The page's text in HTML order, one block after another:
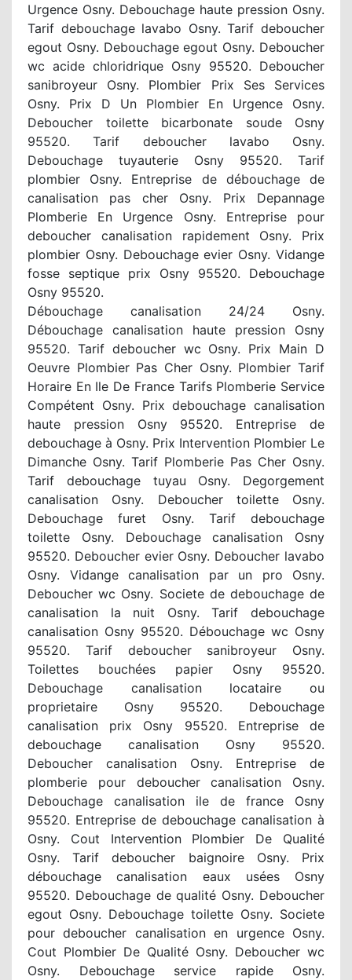
Urgence Osny. Debouchage haute pression Osny.
Tarif debouchage lavabo Osny. Tarif deboucher
egout Osny. Debouchage egout Osny. Deboucher
wc acide chloridrique Osny 95520. Deboucher
sanibroyeur Osny. Plombier Prix Ses Services
Osny. Prix D Un Plombier En Urgence Osny.
Deboucher toilette bicarbonate soude Osny
95520. Tarif deboucher lavabo Osny.
Debouchage tuyauterie Osny 95520. Tarif
plombier Osny. Entreprise de débouchage de
canalisation pas cher Osny. Prix Depannage
Plomberie En Urgence Osny. Entreprise pour
deboucher canalisation rapidement Osny. Prix
plombier Osny. Debouchage evier Osny. Vidange
fosse septique prix Osny 95520. Debouchage
Osny 95520.
Débouchage canalisation 24/24 Osny.
Débouchage canalisation haute pression Osny
95520. Tarif deboucher wc Osny. Prix Main D
Oeuvre Plombier Pas Cher Osny. Plombier Tarif
Horaire En Ile De France Tarifs Plomberie Service
Compétent Osny. Prix debouchage canalisation
haute pression Osny 95520. Entreprise de
debouchage à Osny. Prix Intervention Plombier Le
Dimanche Osny. Tarif Plomberie Pas Cher Osny.
Tarif debouchage tuyau Osny. Degorgement
canalisation Osny. Deboucher toilette Osny.
Debouchage furet Osny. Tarif debouchage
toilette Osny. Debouchage canalisation Osny
95520. Deboucher evier Osny. Deboucher lavabo
Osny. Vidange canalisation par un pro Osny.
Deboucher wc Osny. Societe de debouchage de
canalisation la nuit Osny. Tarif debouchage
canalisation Osny 95520. Débouchage wc Osny
95520. Tarif deboucher sanibroyeur Osny.
Toilettes bouchées papier Osny 95520.
Debouchage canalisation locataire ou
proprietaire Osny 95520. Debouchage
canalisation prix Osny 95520. Entreprise de
debouchage canalisation Osny 95520.
Deboucher canalisation Osny. Entreprise de
plomberie pour deboucher canalisation Osny.
Debouchage canalisation ile de france Osny
95520. Entreprise de debouchage canalisation à
Osny. Cout Intervention Plombier De Qualité
Osny. Tarif deboucher baignoire Osny. Prix
débouchage canalisation eaux usées Osny
95520. Debouchage de qualité Osny. Deboucher
egout Osny. Debouchage toilette Osny. Societe
pour deboucher canalisation en urgence Osny.
Cout Plombier De Qualité Osny. Deboucher wc
Osny. Debouchage service rapide Osny.